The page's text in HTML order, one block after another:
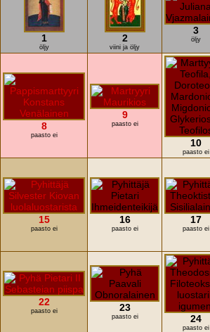
1
öljy
2
viini ja öljy
3
öljy
8
paasto ei
9
paasto ei
10
paasto ei
15
paasto ei
16
paasto ei
17
paasto ei
22
paasto ei 23
paasto ei 24
paasto ei